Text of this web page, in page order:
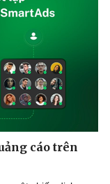
cáo trên